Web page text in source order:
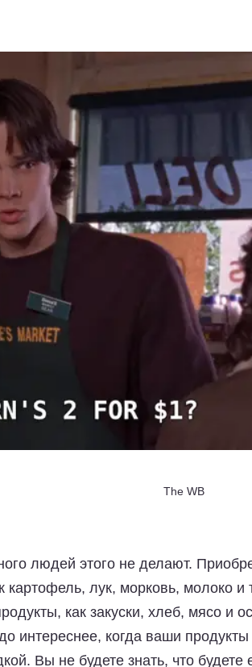
The WB
людей этого не делают.
картофель, лук, морковь, молоко
как закуски, хлеб, мясо и
интереснее, когда ваши
Вы не будете знать, что